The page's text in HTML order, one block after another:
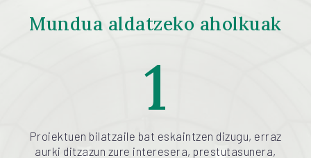
Mundua aldatzeko aholkuak
1
Proiektuen bilatzaile bat eskaintzen dizugu, erraz
aurki ditzazun zure interesera, prestutasunera,